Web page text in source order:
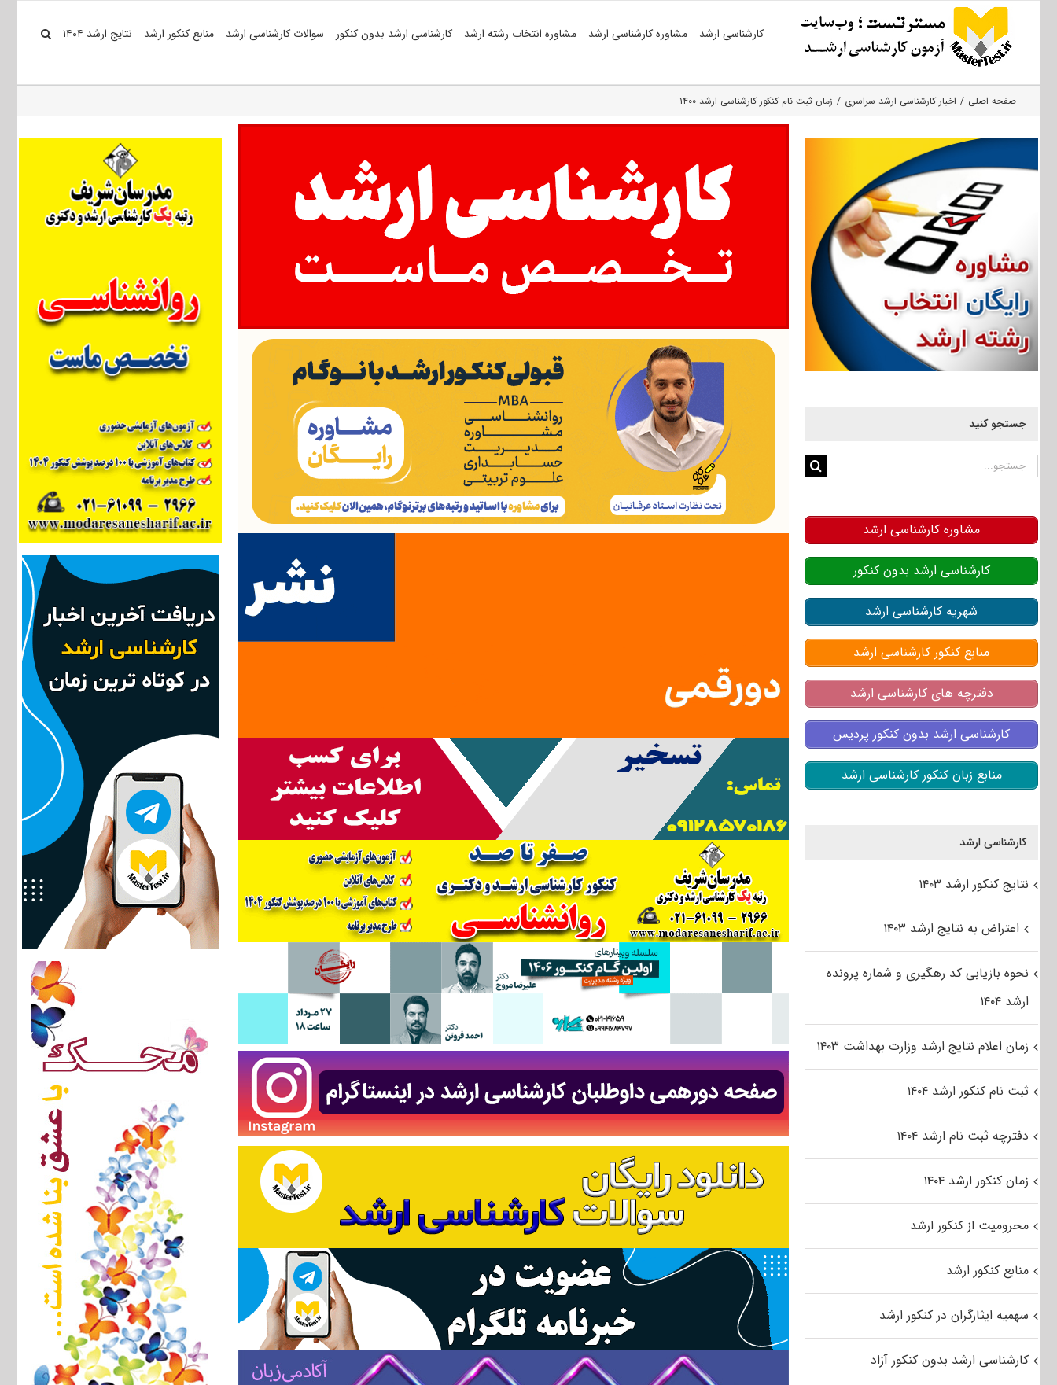
کارشناسی ارشد مشاوره کارشناسی ارشد مشاوره انتخاب رشته ارشد کارشناسی ارشد بدون کنکور سوالات کارشناسی ارشد منابع کنکور ارشد نتایج ارشد ۱۴۰۴
صفحه اصلی اخبار کارشناسی ارشد سراسری زمان ثبت نام کنکور کارشناسی ارشد ۱۴۰۰
جستجو کنید
جستجو
مشاوره کارشناسی ارشد
کارشناسی ارشد بدون کنکور
شهریه کارشناسی ارشد
منابع کنکور کارشناسی ارشد
دفترچه های کارشناسی ارشد
کارشناسی ارشد بدون کنکور پردیس
منابع زبان کنکور کارشناسی ارشد
کارشناسی ارشد
نتایج کنکور ارشد ۱۴۰۳
اعتراض به نتایج ارشد ۱۴۰۳
نحوه بازیابی کد رهگیری و شماره پرونده
ارشد ۱۴۰۴
زمان اعلام نتایج ارشد وزارت بهداشت ۱۴۰۳
ثبت نام کنکور ارشد ۱۴۰۴
دفترچه ثبت نام ارشد ۱۴۰۴
زمان کنکور ارشد ۱۴۰۴
محرومیت از کنکور ارشد
منابع کنکور ارشد
سهمیه ایثارگران در کنکور ارشد
کارشناسی ارشد بدون کنکور آزاد